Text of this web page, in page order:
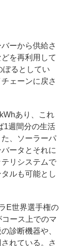
ーから供給さ
を再利用して
ぼるとしてい
ェーンに戻さ
あり、これ
1週間分の生活
、ソーラーパ
ータとそれに
リシステムで
ルも可能とし
E世界選手権の
ース上でのマ
診断機器や、
れている。さ